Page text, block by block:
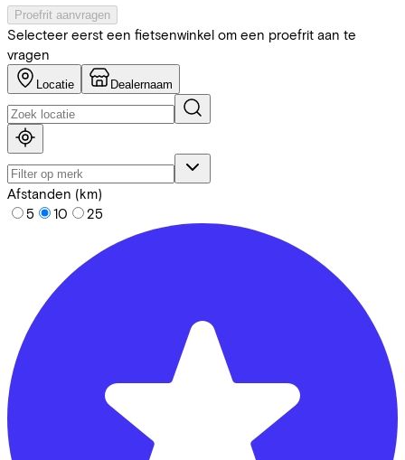
Proefrit aanvragen
Selecteer eerst een fietsenwinkel om een proefrit aan te
vragen
Locatie Dealernaam
Afstanden (km)
5
10 25